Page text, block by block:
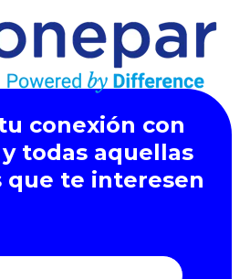
conexión con
todas aquellas
que te interesen